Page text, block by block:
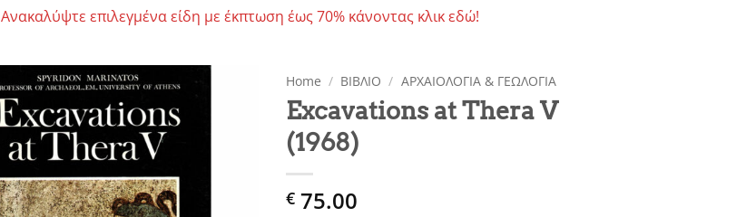
Ανακαλύψτε επιλεγμένα είδη με έκπτωση έως 70% κάνοντας κλικ εδώ!
Home / ΒΙΒΛΙΟ / ΑΡΧΑΙΟΛΟΓΙΑ & ΓΕΩΛΟΓΙΑ
Excavations at Thera V
(1968)
€ 75.00